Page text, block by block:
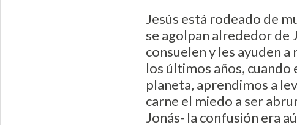
Jesús está rodeado de
se agolpan alrededor de
consuelen y les ayuden
los últimos años, cuando
planeta, aprendimos a
carne el miedo a ser
Jonás- la confusión era